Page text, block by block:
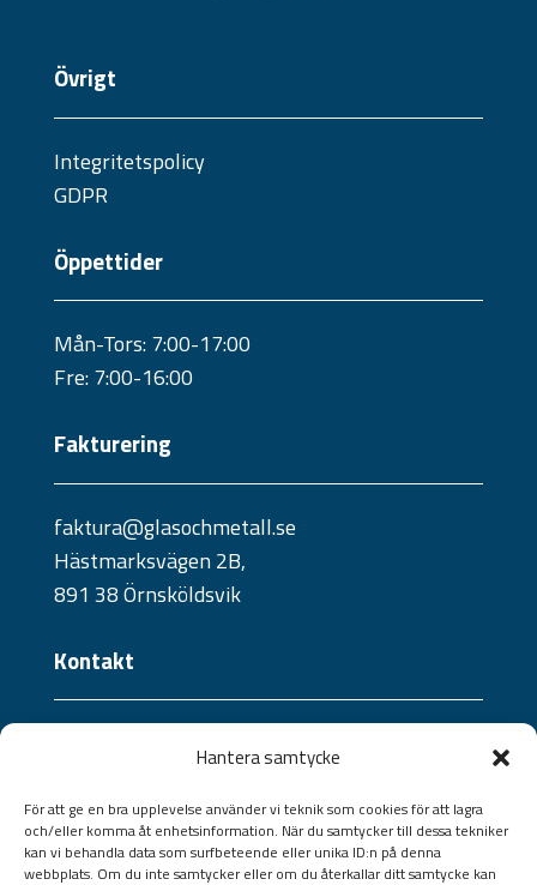
Hantera samtycke
För att ge en bra upplevelse använder vi teknik som cookies för att lagra
och/eller komma åt enhetsinformation. När du samtycker till dessa tekniker
kan vi behandla data som surfbeteende eller unika ID:n på denna
webbplats. Om du inte samtycker eller om du återkallar ditt samtycke kan
Övrigt
Integritetspolicy
GDPR
Öppettider
Mån-Tors: 7:00-17:00
Fre: 7:00-16:00
Fakturering
faktura@glasochmetall.se
Hästmarksvägen 2B,
891 38 Örnsköldsvik
Kontakt
Jourtelefon:
070 - 241 57 09 /073 - 824 36 40
Jourtelefon portar: